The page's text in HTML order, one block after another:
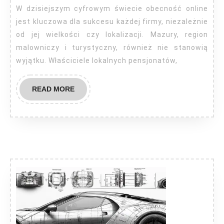
W dzisiejszym cyfrowym świecie obecność online
jest kluczowa dla sukcesu każdej firmy, niezależnie
od jej wielkości czy lokalizacji. Mazury, region
malowniczy i turystyczny, również nie stanowią
wyjątku. Właściciele lokalnych pensjonatów,
READ MOREREAD
MORE